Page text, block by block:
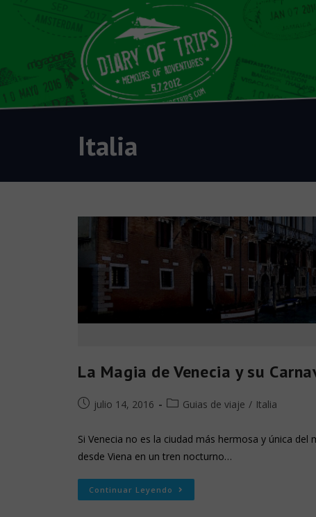
Italia
La Magia de Venecia y su
julio 14, 2016 Guias de viaje / Italia
Si Venecia no es la ciudad más hermosa y única
desde Viena en un tren nocturno…
Continuar Leyendo